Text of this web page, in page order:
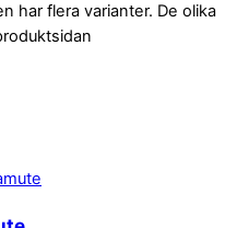
har flera varianter. De olika